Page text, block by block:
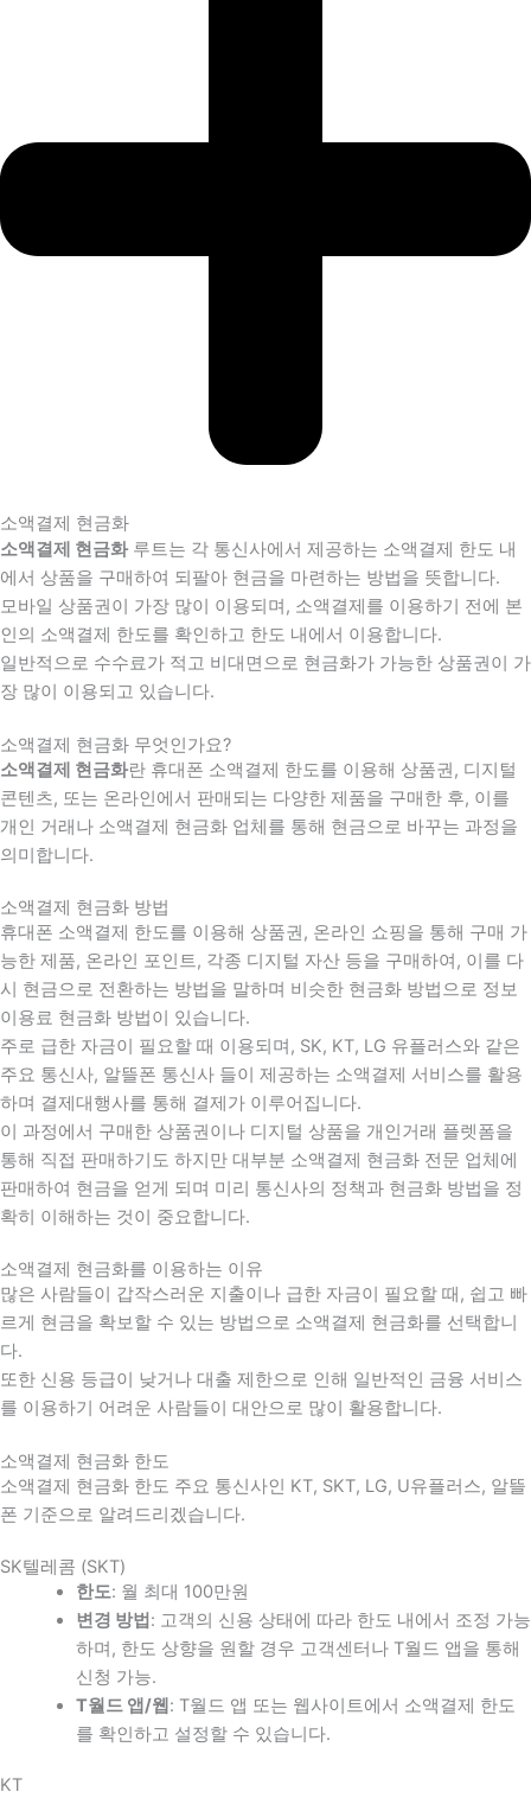
소액결제 현금화
소액결제 현금화루트는 각 통신사에서 제공하는 소액결제 한도 내
에서 상품을 구매하여 되팔아 현금을 마련하는 방법을 뜻합니다.
모바일 상품권이 가장 많이 이용되며, 소액결제를 이용하기 전에 본
인의 소액결제 한도를 확인하고 한도 내에서 이용합니다.
일반적으로 수수료가 적고 비대면으로 현금화가 가능한 상품권이 가
장 많이 이용되고 있습니다.
소액결제 현금화 무엇인가요?
소액결제 현금화란 휴대폰 소액결제 한도를 이용해 상품권, 디지털
콘텐츠, 또는 온라인에서 판매되는 다양한 제품을 구매한 후, 이를
개인 거래나 소액결제 현금화 업체를 통해 현금으로 바꾸는 과정을
의미합니다.
소액결제 현금화 방법
휴대폰 소액결제 한도를 이용해 상품권, 온라인 쇼핑을 통해 구매 가
능한 제품, 온라인 포인트, 각종 디지털 자산 등을 구매하여, 이를 다
시 현금으로 전환하는 방법을 말하며 비슷한 현금화 방법으로 정보
이용료 현금화 방법이 있습니다.
주로 급한 자금이 필요할 때 이용되며, SK, KT, LG 유플러스와 같은
주요 통신사, 알뜰폰 통신사 들이 제공하는 소액결제 서비스를 활용
하며 결제대행사를 통해 결제가 이루어집니다.
이 과정에서 구매한 상품권이나 디지털 상품을 개인거래 플렛폼을
통해 직접 판매하기도 하지만 대부분 소액결제 현금화 전문 업체에
판매하여 현금을 얻게 되며 미리 통신사의 정책과 현금화 방법을 정
확히 이해하는 것이 중요합니다.
소액결제 현금화를 이용하는 이유
많은 사람들이 갑작스러운 지출이나 급한 자금이 필요할 때 , 쉽고 빠
르게 현금을 확보할 수 있는 방법으로 소액결제 현금화를 선택합니
다.
또한 신용 등급이 낮거나 대출 제한으로 인해 일반적인 금융 서비스
를 이용하기 어려운 사람들이 대안으로 많이 활용합니다.
소액결제 현금화 한도
소액결제 현금화 한도 주요 통신사인 KT, SKT, LG, U유플러스, 알뜰
폰 기준으로 알려드리겠습니다.
SK텔레콤 (SKT)
한도: 월 최대 100만원
변경 방법 : 고객의 신용 상태에 따라 한도 내에서 조정 가능
하며, 한도 상향을 원할 경우 고객센터나 T월드 앱을 통해
신청 가능.
T월드 앱/웹 : T월드 앱 또는 웹사이트에서 소액결제 한도
를 확인하고 설정할 수 있습니다.
KT